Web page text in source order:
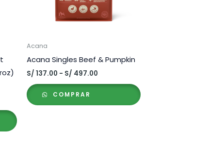
Acana
Acana Singles Beef & Pumpkin
S/ 137.00 - S/ 497.00Rango
S/ 137.00
COMPRAR